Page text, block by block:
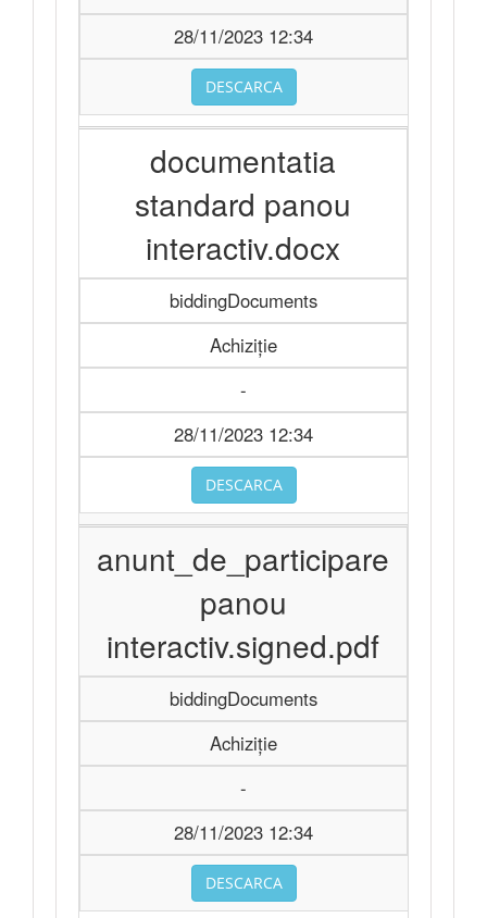
28/11/2023 12:34
DESCARCA
documentatia
standard panou
interactiv.docx
biddingDocuments
Achiziție
-
28/11/2023 12:34
DESCARCA
anunt_de_participare
panou
interactiv.signed.pdf
biddingDocuments
Achiziție
-
28/11/2023 12:34
DESCARCA